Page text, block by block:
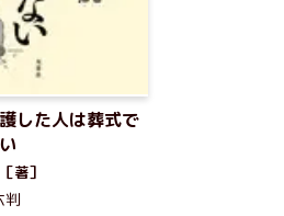
した人は葬式で
著］
判